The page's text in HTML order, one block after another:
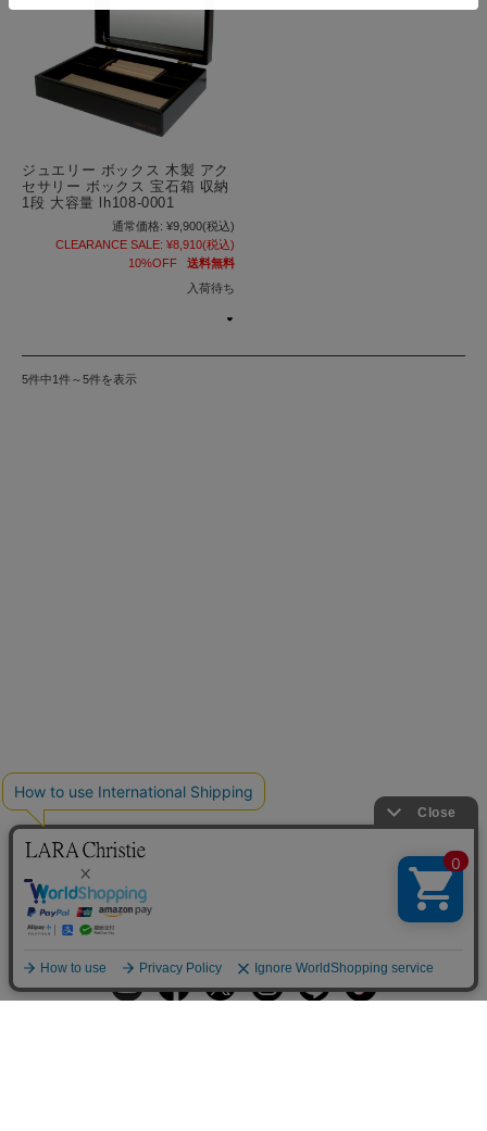
ジュエリー ボックス 木製 アク
セサリー ボックス 宝石箱 収納
1段 大容量 lh108-0001
通常価格: ¥9,900(税込)
CLEARANCE SALE: ¥8,910(税込)
10%OFF
送料無料
入荷待ち
5件中1件～5件を表示